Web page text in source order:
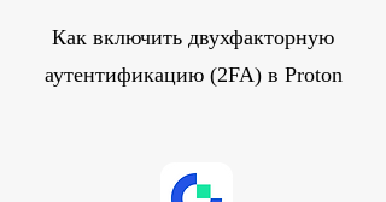
Как включить двухфакторную
аутентификацию (2FA) в Proton